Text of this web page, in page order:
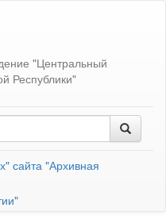
"Центральный
Республики"
сайта "Архивная